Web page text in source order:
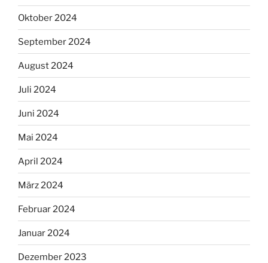
Oktober 2024
September 2024
August 2024
Juli 2024
Juni 2024
Mai 2024
April 2024
März 2024
Februar 2024
Januar 2024
Dezember 2023